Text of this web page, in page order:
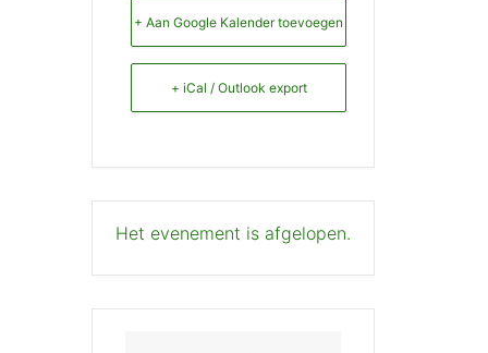
+ Aan Google Kalender toevoegen
+ iCal / Outlook export
Het evenement is afgelopen.